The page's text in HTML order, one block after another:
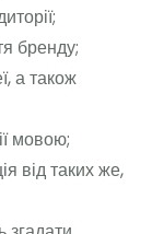
бренду;
а також
мовою;
від таких же,